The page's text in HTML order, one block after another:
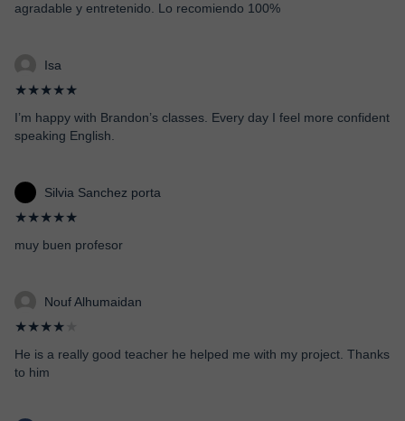
agradable y entretenido. Lo recomiendo 100%
Isa
★★★★★
I’m happy with Brandon’s classes. Every day I feel more confident
speaking English.
Silvia Sanchez porta
★★★★★
muy buen profesor
Nouf Alhumaidan
★★★★
He is a really good teacher he helped me with my project. Thanks
to him